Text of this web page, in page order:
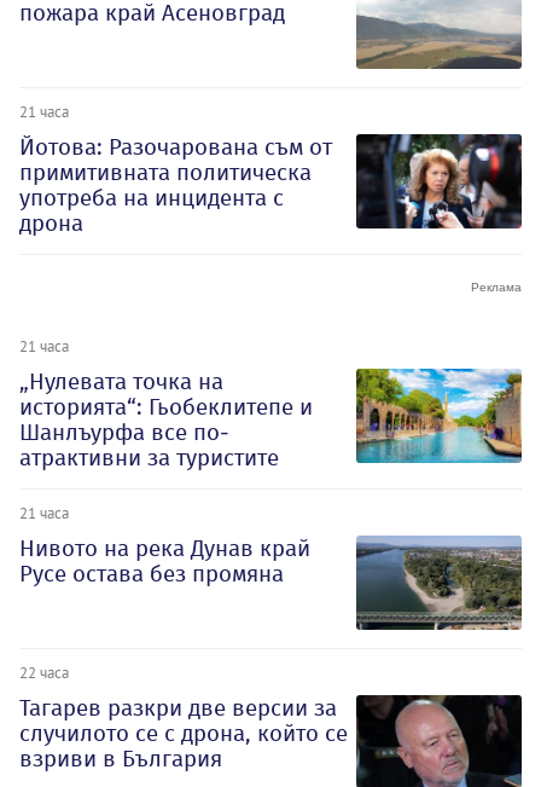
пожара край Асеновград
21 часа
Йотова: Разочарована съм от
примитивната политическа
употреба на инцидента с
дрона
21 часа
„Нулевата точка на
историята“: Гьобеклитепе и
Шанлъурфа все по-
атрактивни за туристите
21 часа
Нивото на река Дунав край
Русе остава без промяна
22 часа
Тагарев разкри две версии за
случилото се с дрона, който се
взриви в България